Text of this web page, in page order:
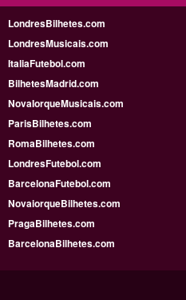
LondresBilhetes.com
LondresMusicais.com
ItaliaFutebol.com
BilhetesMadrid.com
NovaIorqueMusicais.com
ParisBilhetes.com
RomaBilhetes.com
LondresFutebol.com
BarcelonaFutebol.com
NovaiorqueBilhetes.com
PragaBilhetes.com
BarcelonaBilhetes.com